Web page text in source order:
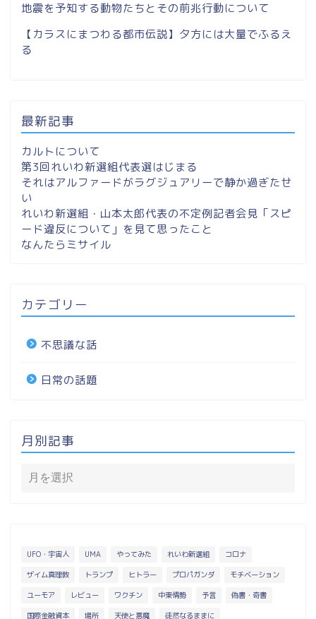
地震を予知する動物たちとその前兆行動について
【カラスにまつわる都市伝説】夕方には大量でふるえ
る
最新記事
カルトについて
第3回れいわ新選組代表選はじまる
それはアルファードがラグジュアリーで静か過ぎたせ
い
れいわ新選組・山本太郎代表の不定例記者会見「スピ
ード違反について」を見て思ったこと
なんたらミサイル
カテゴリー
不思議な話
日常の話題
月別記事
UFO・宇宙人 UMA やってみた れいわ新選組 コロナ
ザイム真理教 トランプ ヒトラー プロパガンダ モチベーション
ユーモア レビュー ワクチン 中東情勢 予言 偽書・奇書
国際金融資本 場所 天使と悪魔 徒然なるままに